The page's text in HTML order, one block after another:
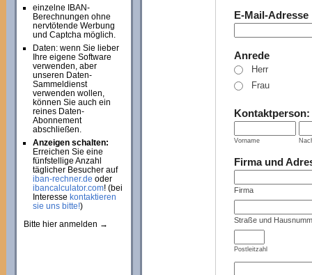
E-Mail-Adresse
Anrede
Herr
Frau
Kontaktperson:
Vorname
Firma und
Firma
Straße und
Postleitzahl
einzelne IBAN-
Berechnungen ohne
nervtötende Werbung
und Captcha möglich.
Daten: wenn Sie lieber
Ihre eigene Software
verwenden, aber
unseren Daten-
Sammeldienst
verwenden wollen,
können Sie auch ein
reines Daten-
Abonnement
abschließen.
Anzeigen schalten:
Erreichen Sie eine
fünfstellige Anzahl
täglicher Besucher auf
iban-rechner.de oder
ibancalculator.com! (bei
Interesse kontaktieren
sie uns bitte!)
Bitte hier anmelden →